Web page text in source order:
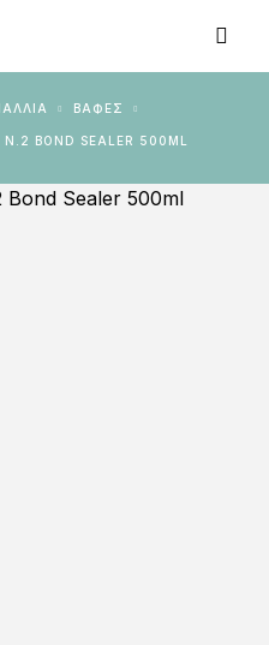
ΜΑΛΛΙΑ ΒΑΦΈΣ
N.2 BOND SEALER 500ML